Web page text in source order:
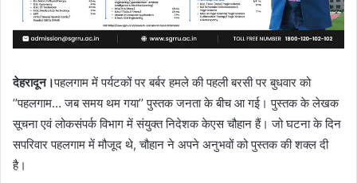
देहरादून।पहलगाम में पर्यटकों पर बर्बर हमले की पहली बरसी पर बुधवार को
’’पहलगाम… जब समय थम गया’’ पुस्तक जनता के बीच आ गई। पुस्तक के लेखक
सूचना एवं लोकसंपर्क विभाग में संयुक्त निदेशक केएस चौहान हैं। जो घटना के दिन
सपरिवार पहलगाम में मौजूद थे, चौहान ने अपने अनुभवों को पुस्तक की शक्ल दी
है।